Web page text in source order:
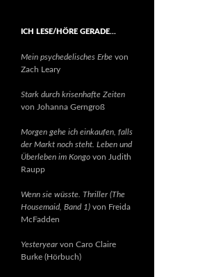
ICH LESE/HÖRE GERADE…
Mein psychedelisches Erbe von
Zach Leary
Stark durch krisenhafte Zeiten
von Johanna Gerngroß
Morgen gehe ich einkaufen, falls
der Markt noch steht. Leben und
Überleben im Kongo von Judith
Raupp
Wenn sie wüsste. Thriller (The
Housemaid, Band 1) von Freida
McFadden
Yesteryearvon Caro Claire
Burke (Hörbuch)